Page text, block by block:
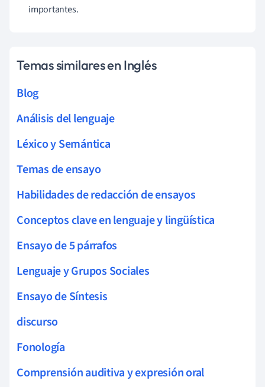
importantes.
Temas similares en Inglés
Blog
Análisis del lenguaje
Léxico y Semántica
Temas de ensayo
Habilidades de redacción de ensayos
Conceptos clave en lenguaje y lingüística
Ensayo de 5 párrafos
Lenguaje y Grupos Sociales
Ensayo de Síntesis
discurso
Fonología
Comprensión auditiva y expresión oral